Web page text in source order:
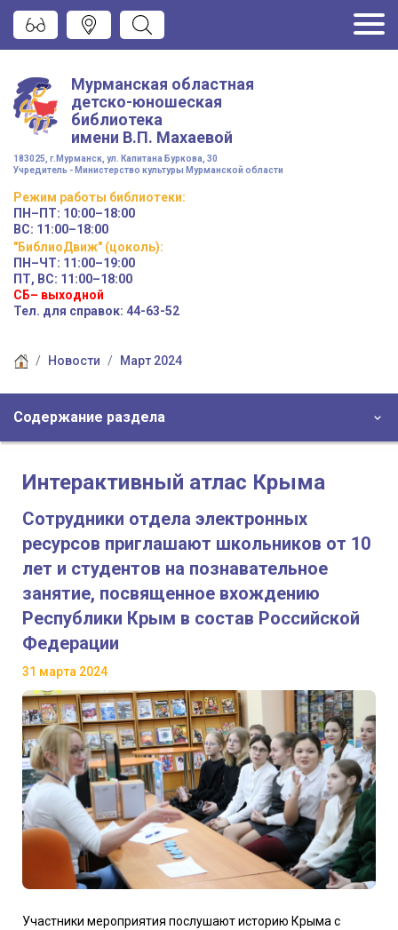
Мурманская областная
детско-юношеская
библиотека
имени В.П. Махаевой
183025, г.Мурманск, ул. Капитана Буркова, 30
Учредитель - Министерство культуры Мурманской области
Режим работы библиотеки:
ПН–ПТ: 10:00–18:00
ВС: 11:00–18:00
"БиблиоДвиж" (цоколь):
ПН–ЧТ: 11:00–19:00
ПТ, ВС: 11:00–18:00
СБ– выходной
Тел. для справок: 44-63-52
Новости Март 2024
Содержание раздела
Интерактивный атлас Крыма
Сотрудники отдела электронных
ресурсов приглашают школьников от 10
лет и студентов на познавательное
занятие, посвященное вхождению
Республики Крым в состав Российской
Федерации
31 марта 2024
Участники мероприятия послушают историю Крыма с